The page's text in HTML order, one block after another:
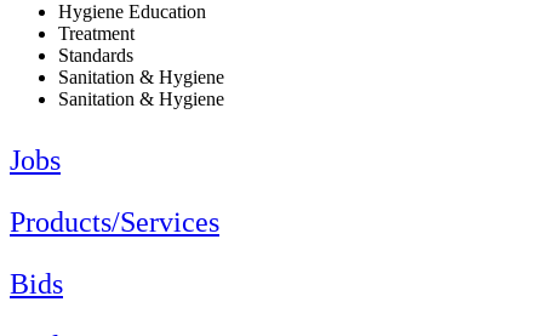
Hygiene Education
Treatment
Standards
Sanitation & Hygiene
Sanitation & Hygiene
Jobs
Products/Services
Bids